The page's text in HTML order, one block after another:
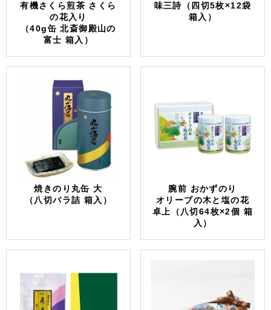
有機さくら煎茶 さくら
の花入り
（40g缶 北斎御殿山の
富士 箱入）
味三詩（四切5枚×12袋
箱入）
焼きのり丸缶 大
（八切バラ詰 箱入）
腕前 おかずのり
オリーブの木と塩の花
卓上（八切64枚×2個 箱
入）